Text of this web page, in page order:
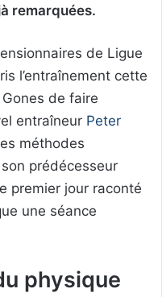
remarquées.
de Ligue
l’entraînement cette
Gones de faire
entraîneur Peter
méthodes
prédécesseur
premier jour raconté
une séance
physique